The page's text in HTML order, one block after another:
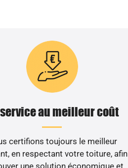
service au meilleur coût
certifions toujours le meilleur
en respectant votre toiture, afin
une solution économique et